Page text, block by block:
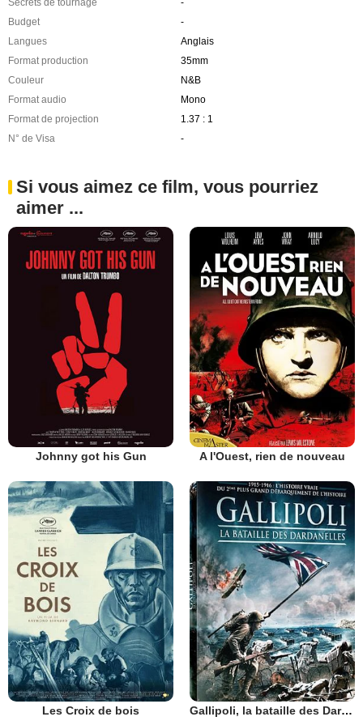
Secrets de tournage
-
Budget
-
Langues
Anglais
Format production
35mm
Couleur
N&B
Format audio
Mono
Format de projection
1.37 : 1
N° de Visa
-
Si vous aimez ce film, vous pourriez
aimer ...
Johnny got his Gun A l'Ouest, rien de nouveau
Les Croix de bois Gallipoli, la bataille des Dardanelles